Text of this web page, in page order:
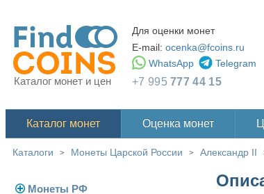
Каталог монет и цен
Для оценки монет
E-mail: ocenka@fcoins.ru
WhatsApp
Telegram
+7 995777 44 15
Каталог монет Оценка монет
Каталоги > Монеты Царской России > Александр II
Монеты РФ